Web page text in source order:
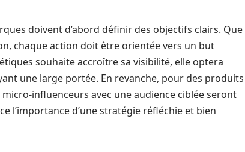
doivent d’abord définir des objectifs clairs. Que
chaque action doit être orientée vers un but
souhaite accroître sa visibilité, elle optera
une large portée. En revanche, pour des produits
influenceurs avec une audience ciblée seront
l’importance d’une stratégie réfléchie et bien